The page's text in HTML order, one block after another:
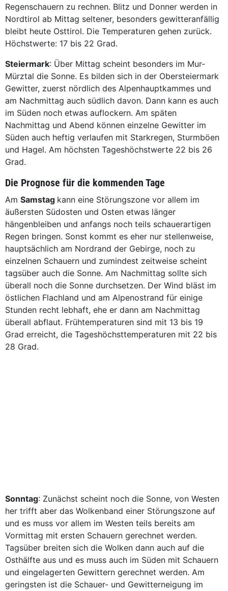
Regenschauern zu rechnen. Blitz und Donner werden in
Nordtirol ab Mittag seltener, besonders gewitteranfällig
bleibt heute Osttirol. Die Temperaturen gehen zurück.
Höchstwerte: 17 bis 22 Grad.
Steiermark: Über Mittag scheint besonders im Mur-
Mürztal die Sonne. Es bilden sich in der Obersteiermark
Gewitter, zuerst nördlich des Alpenhauptkammes und
am Nachmittag auch südlich davon. Dann kann es auch
im Süden noch etwas auflockern. Am späten
Nachmittag und Abend können einzelne Gewitter im
Süden auch heftig verlaufen mit Starkregen, Sturmböen
und Hagel. Am höchsten Tageshöchstwerte 22 bis 26
Grad.
Die Prognose für die kommenden Tage
Am Samstag kann eine Störungszone vor allem im
äußersten Südosten und Osten etwas länger
hängenbleiben und anfangs noch teils schauerartigen
Regen bringen. Sonst kommt es eher nur stellenweise,
hauptsächlich am Nordrand der Gebirge, noch zu
einzelnen Schauern und zumindest zeitweise scheint
tagsüber auch die Sonne. Am Nachmittag sollte sich
überall noch die Sonne durchsetzen. Der Wind bläst im
östlichen Flachland und am Alpenostrand für einige
Stunden recht lebhaft, ehe er dann am Nachmittag
überall abflaut. Frühtemperaturen sind mit 13 bis 19
Grad erreicht, die Tageshöchsttemperaturen mit 22 bis
28 Grad.
Sonntag: Zunächst scheint noch die Sonne, von Westen
her trifft aber das Wolkenband einer Störungszone auf
und es muss vor allem im Westen teils bereits am
Vormittag mit ersten Schauern gerechnet werden.
Tagsüber breiten sich die Wolken dann auch auf die
Osthälfte aus und es muss auch im Süden mit Schauern
und eingelagerten Gewittern gerechnet werden. Am
geringsten ist die Schauer- und Gewitterneigung im